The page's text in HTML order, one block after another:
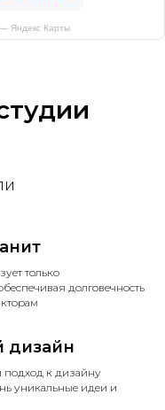
Яндекс Карты
только
долговечность
дизайн
подход к дизайну
уникальные идеи и